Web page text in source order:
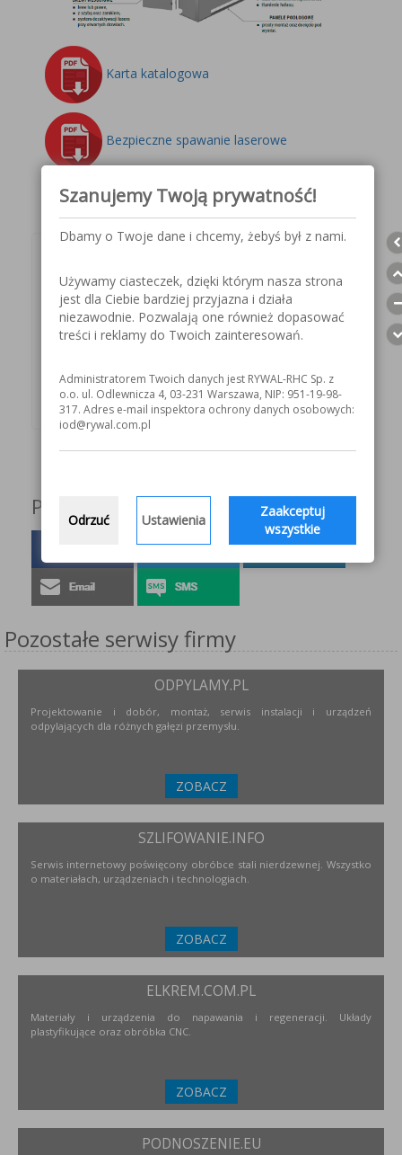
Karta katalogowa
Bezpieczne spawanie laserowe
Wybierz teraz swój
produkt!
KUP TERAZ
Podziel się z innymi!
Pozostałe serwisy firmy
ODPYLAMY.PL
Projektowanie i dobór, montaż, serwis instalacji i urządzeń
odpylających dla różnych gałęzi przemysłu.
ZOBACZ
SZLIFOWANIE.INFO
Serwis internetowy poświęcony obróbce stali nierdzewnej. Wszystko
o materiałach, urządzeniach i technologiach.
ZOBACZ
ELKREM.COM.PL
Materiały i urządzenia do napawania i regeneracji. Układy
plastyfikujące oraz obróbka CNC.
ZOBACZ
PODNOSZENIE.EU
Szanujemy Twoją prywatność!
Dbamy o Twoje dane i chcemy, żebyś był z nami.
Używamy ciasteczek, dzięki którym nasza strona
jest dla Ciebie bardziej przyjazna i działa
niezawodnie. Pozwalają one również dopasować
treści i reklamy do Twoich zainteresowań.
Administratorem Twoich danych jest RYWAL-RHC Sp. z
o.o. ul. Odlewnicza 4, 03-231 Warszawa, NIP: 951-19-98-
317. Adres e-mail inspektora ochrony danych osobowych:
iod@rywal.com.pl
Odrzuć Ustawienia
Zaakceptuj
wszystkie